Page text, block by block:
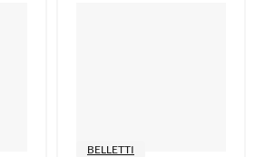
BELLETTI